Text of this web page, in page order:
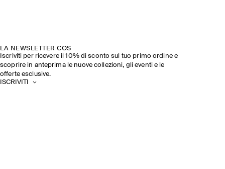
LA NEWSLETTER COS
Iscriviti per ricevere il 10% di sconto sul tuo primo ordine e
scoprire in anteprima le nuove collezioni, gli eventi e le
offerte esclusive.
ISCRIVITI